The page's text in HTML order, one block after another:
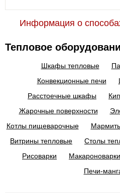
Информация о
Тепловое
Шкафы тепловые
Конвекционные печи
Расстоечные шкафы
Жарочные поверхности
Котлы пищеварочные
Витрины тепловые
Столы
Рисоварки
Макароноварки
Печи-